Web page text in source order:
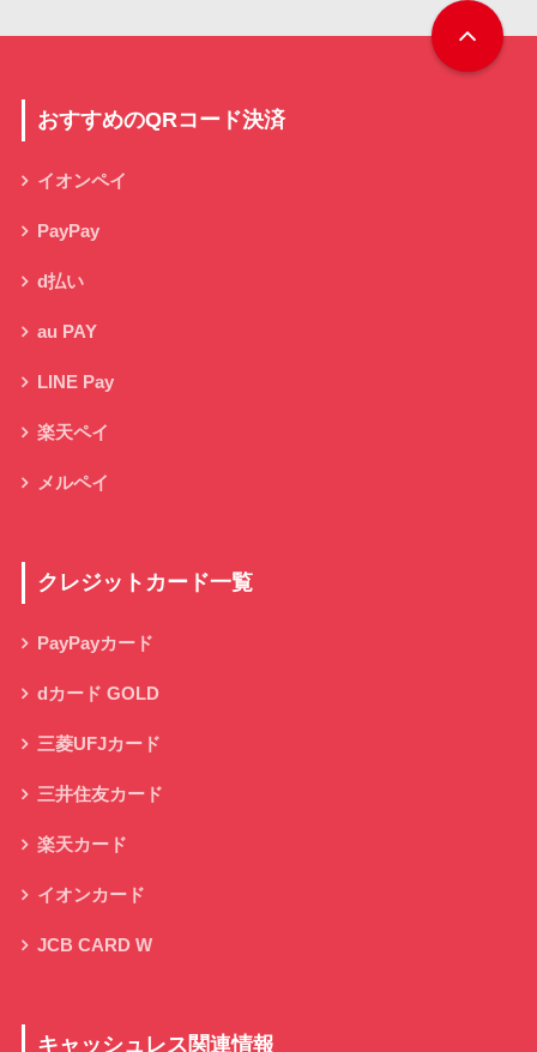
おすすめのQRコード決済
イオンペイ
PayPay
d払い
au PAY
LINE Pay
楽天ペイ
メルペイ
クレジットカード一覧
PayPayカード
dカード GOLD
三菱UFJカード
三井住友カード
楽天カード
イオンカード
JCB CARD W
キャッシュレス関連情報